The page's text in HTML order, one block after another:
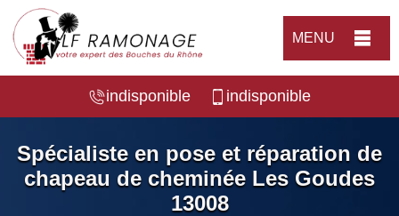
MENU
indisponible indisponible
Spécialiste en pose et réparation de
chapeau de cheminée Les Goudes
13008